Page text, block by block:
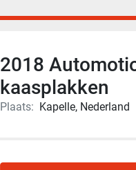
2018
kaasplakken
Plaats: Kapelle, Nederland